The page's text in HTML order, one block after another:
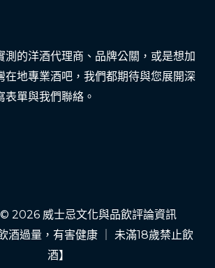
測的洋酒代理商、品牌公關，或是想加
在地專業酒吧，我們都期待與您展開深
表單與我們聯絡。
2026 威士忌文化與品飲評論資訊
酒過量，有害健康 ｜ 未滿18歲禁止飲
酒】